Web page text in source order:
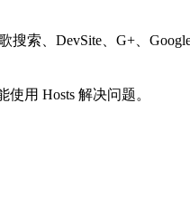
索、DevSite、G+、
用 Hosts 解决问题。